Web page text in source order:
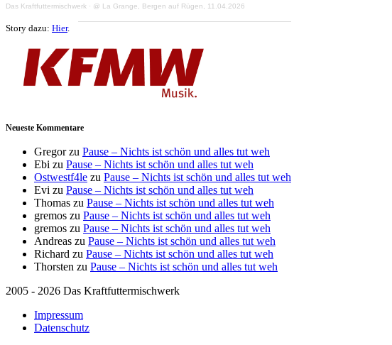
Das Kraftfuttermischwerk · @ La Grange, Bergen auf Rügen, 11.04.2026
Story dazu: Hier.
Neueste Kommentare
Gregorzu Pause – Nichts ist schön und alles tut weh
Ebi zu Pause – Nichts ist schön und alles tut weh
Ostwestf4le zu Pause – Nichts ist schön und alles tut weh
Evi zu Pause – Nichts ist schön und alles tut weh
Thomas zu Pause – Nichts ist schön und alles tut weh
gremos zu Pause – Nichts ist schön und alles tut weh
gremos zu Pause – Nichts ist schön und alles tut weh
Andreas zu Pause – Nichts ist schön und alles tut weh
Richard zu Pause – Nichts ist schön und alles tut weh
Thorsten zu Pause – Nichts ist schön und alles tut weh
2005 - 2026 Das Kraftfuttermischwerk
Impressum
Datenschutz